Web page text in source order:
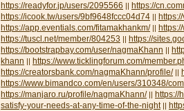
https://readyfor.jp/users/2095566 || https://
https://icook.tw/users/9bf9648fccc04d74 ||
https://app.eventials.com/fitamakhankm/||
https://tuscl.net/member/804253 || https://
https://bootstrapbay.com/user/nagmaKhann ||
khann || https://www.ticklingforum.com/
https://creatorsbank.com/nagmaKhann/profile/||
https://www.bimandco.com/en/users/310348/
https://manjaro.ru/profile/nagmaKhann/|| https://
satisfy-your-needs-at-any-time-of-the-night||